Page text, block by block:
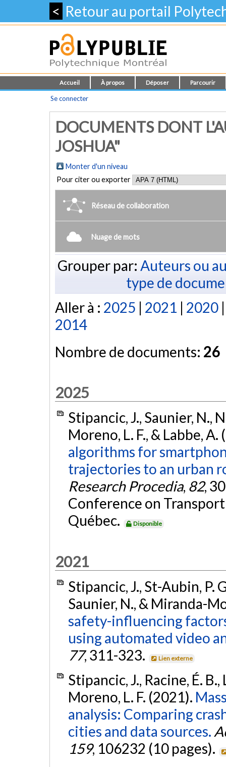
< Retour au portail
Accueil À propos Déposer Parcourir
Se connecter
DOCUMENTS DONT
JOSHUA"
Monter d'un niveau
Pour citer ou exporter
Réseau de collaboration
Nuage de mots
Grouper par: Auteurs ou
type de
Aller à : 2025 | 2021 | 2020
2014
Nombre de documents: 26
2025
Stipancic, J., Saunier, N.,
Moreno, L. F., & Labbe,
algorithms for
trajectories to an urban
Research Procedia, 82,
Conference on
Québec.
Disponible
2021
Stipancic, J., St-Aubin, P.
Saunier, N., & Miranda-
safety-influencing
using automated video
77, 311-323. Lien externe
Stipancic, J., Racine, É.
Moreno, L. F. (2021).
analysis: Comparing
cities and data sources.
159, 106232 (10 pages).